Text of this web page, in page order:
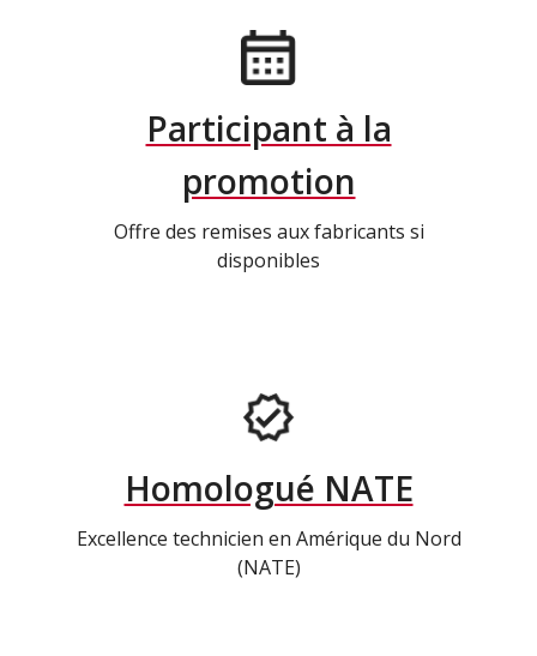
Participant à la
promotion
Offre des remises aux fabricants si
disponibles
Homologué NATE
Excellence technicien en Amérique du Nord
(NATE)